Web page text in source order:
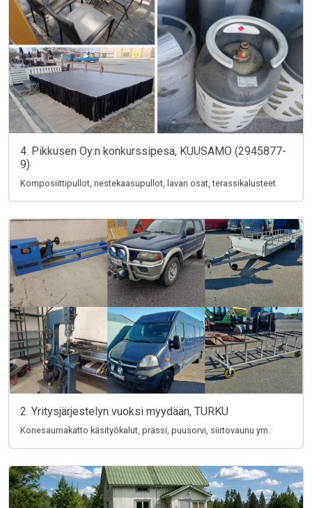
4. Pikkusen Oy:n konkurssipesä, KUUSAMO (2945877-
9)
Komposiittipullot, nestekaasupullot, lavan osat, terassikalusteet
2. Yritysjärjestelyn vuoksi myydään, TURKU
Konesaumakatto käsityökalut, prässi, puusorvi, siirtovaunu ym.